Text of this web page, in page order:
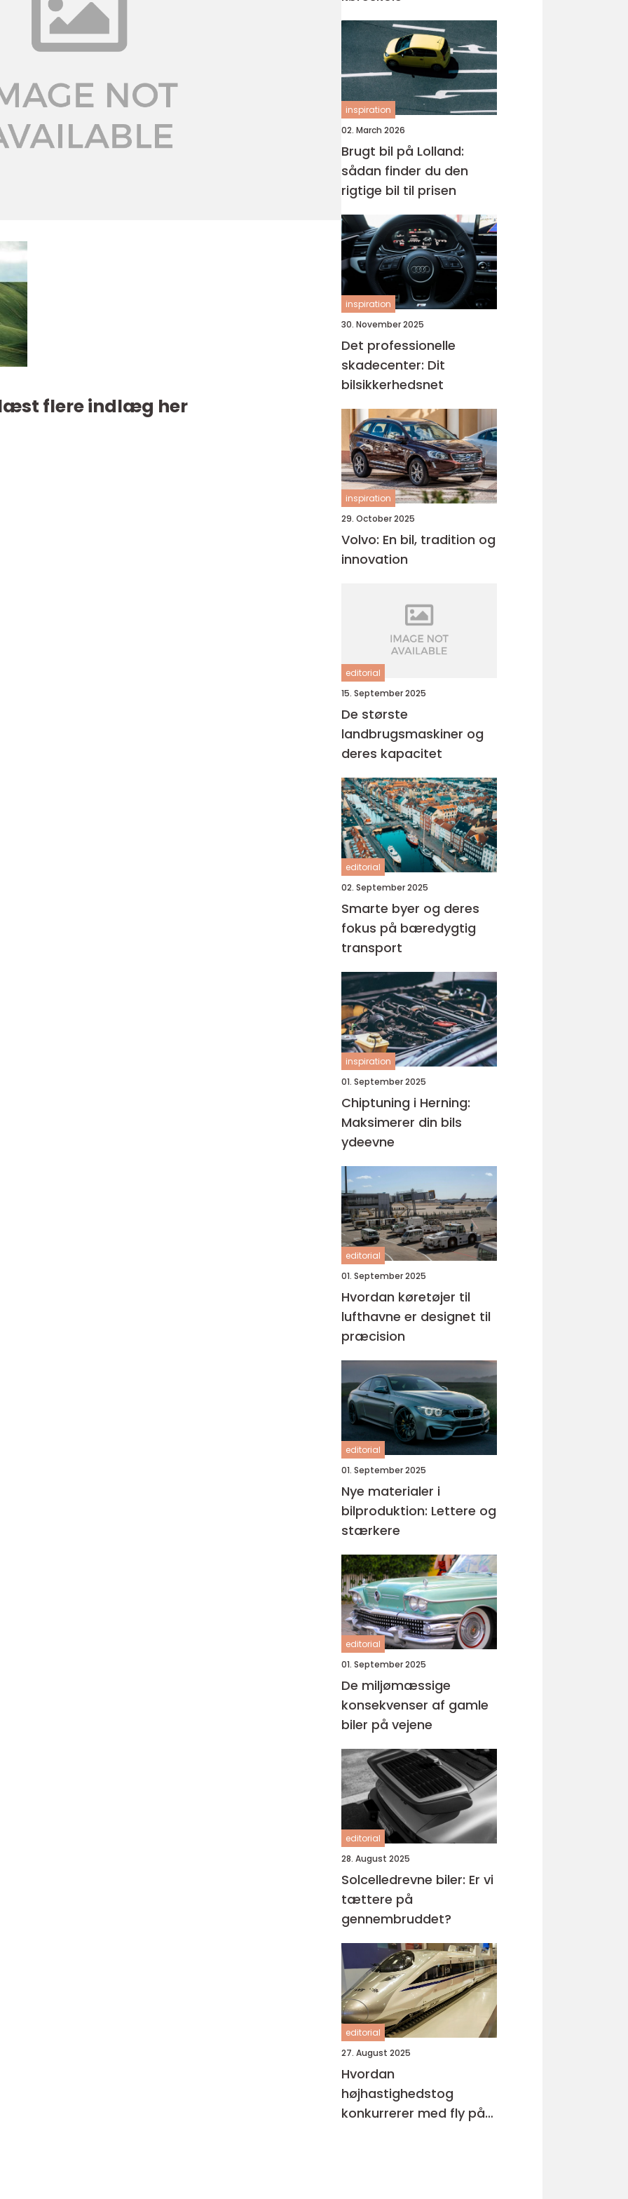
flere indlæg her
inspiration
02. March 2026
Brugt bil på Lolland:
sådan finder du den
rigtige bil til prisen
inspiration
30. November 2025
Det professionelle
skadecenter: Dit
bilsikkerhedsnet
inspiration
29. October 2025
Volvo: En bil, tradition og
innovation
editorial
15. September 2025
De største
landbrugsmaskiner og
deres kapacitet
editorial
02. September 2025
Smarte byer og deres
fokus på bæredygtig
transport
inspiration
01. September 2025
Chiptuning i Herning:
Maksimerer din bils
ydeevne
editorial
01. September 2025
Hvordan køretøjer til
lufthavne er designet til
præcision
editorial
01. September 2025
Nye materialer i
bilproduktion: Lettere og
stærkere
editorial
01. September 2025
De miljømæssige
konsekvenser af gamle
biler på vejene
editorial
28. August 2025
Solcelledrevne biler: Er vi
tættere på
gennembruddet?
editorial
27. August 2025
Hvordan
højhastighedstog
konkurrerer med fly på